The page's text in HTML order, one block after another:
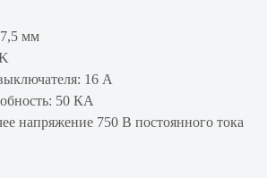
мм
16 А
50 КА
напряжение 750 В постоянного тока